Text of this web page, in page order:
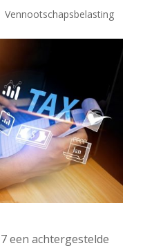
Vennootschapsbelasting
een achtergestelde